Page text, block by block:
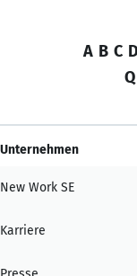
A B C
Q
Unternehmen
New Work SE
Karriere